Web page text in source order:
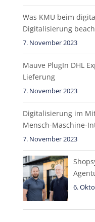
Was KMU beim
Digitalisierung
7. November 2023
Mauve PlugIn DHL
Lieferung
7. November 2023
Digitalisierung im
Mensch-Maschine-
7. November 2023
6.